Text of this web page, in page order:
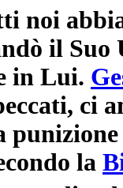
noi
il Suo
in Lui.
ci
la